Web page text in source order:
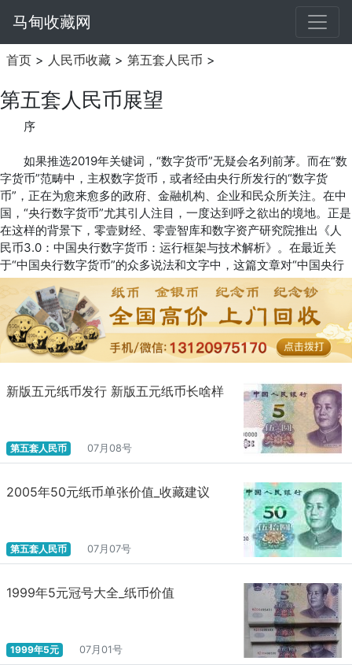
马甸收藏网
首页 > 人民币收藏 > 第五套人民币 >
第五套人民币展望
序
如果推选2019年关键词，“数字货币”无疑会名列前茅。而在“数
字货币”范畴中，主权数字货币，或者经由央行所发行的“数字货
币”，正在为愈来愈多的政府、金融机构、企业和民众所关注。在中
国，“央行数字货币”尤其引人注目，一度达到呼之欲出的境地。正是
在这样的背景下，零壹财经、零壹智库和数字资产研究院推出《人
民币3.0：中国央行数字货币：运行框架与技术解析》。在最近关
于“中国央行数字货币”的众多说法和文字中，这篇文章对“中国央行
数字货币”的描述和解读最为系统和全面。其中，最值得肯定的是如
下几个方面：
如何定义法定数字货币?文章依据国际清算银行关于中央银行数
字货币(CBDC)报告，在定义法定数字货币为中央银行货币的数字形
伸和表现，是一种新的货币形态”。“法定数字货币是由法币的数字化
形式，是基于国家信用且一般由一国央行直接发行的数字货币”。特
别是，文章补充说：“法定数字货币不一定基于区块链发行，也可以
基于传统中央银行集中式账户体系发行”。这样的定义是符合迄今为
止关于“法定数字货币”的理论探讨和实际演进的。
如何解释人民币的3.0 ?人民币1.0是指人民币以纸币作为主要形
态， “从1948年12月1日的第一套人民币，到2019年8月30日的第五
套人民币新版，人民币作为中国通行流通的法定货币已经历经71
年”。至今1.0时代并没有完结。但是，人民币2.0时代已经悄然开
始，其标志是人民币走向电子化，即在银行等金融体系内的现金和
低，支付宝、微信支付等移动支付成为民众主要支付工具。中国无
疑是世界最接近无现金，迈向 “无现金社会”的大国。而人民币3.0则
是指人民币的数字化，即中国央行货币数字化。中国央行数字货币
的英文简称为“DC/EP”。其中，“DC”是“Digital Currency(数字货
币)”的缩写，“EP”是“Electronic Payment(电子支付)”的缩写，主要
新版五元纸币发行 新版五元纸币长啥样
第五套人民币 07月08号
2005年50元纸币单张价值_收藏建议
第五套人民币 07月07号
1999年5元冠号大全_纸币价值
1999年5元 07月01号